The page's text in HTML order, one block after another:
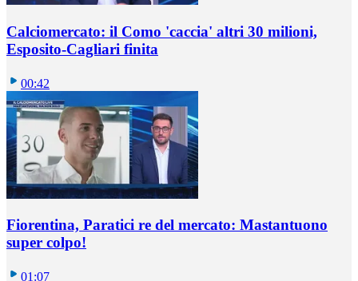
Calciomercato: il Como 'caccia' altri 30 milioni,
Esposito-Cagliari finita
00:42
Fiorentina, Paratici re del mercato: Mastantuono
super colpo!
01:07